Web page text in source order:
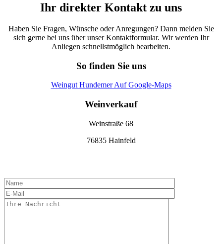
Ihr direkter Kontakt zu uns
Haben Sie Fragen, Wünsche oder Anregungen? Dann melden Sie
sich gerne bei uns über unser Kontaktformular. Wir werden Ihr
Anliegen schnellstmöglich bearbeiten.
So finden Sie uns
Weingut Hundemer Auf Google-Maps
Weinverkauf
Weinstraße 68
76835 Hainfeld